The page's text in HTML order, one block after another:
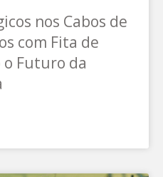
nos Cabos de
com Fita de
Futuro da